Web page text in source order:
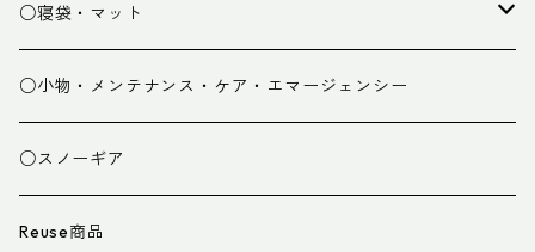
パンツ
グローブ
スパッツ・ゲイター
衣類小物
○寝袋・マット
寝袋
マット
寝具小物
○小物・メンテナンス・ケア・エマージェンシー
○スノーギア
Reuse商品